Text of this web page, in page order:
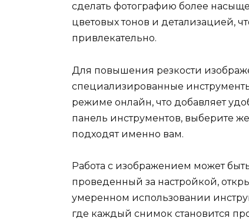
сделать фотографию более
цветовых тонов и детализацией,
привлекательно.
Для повышения резкости
специализированные
режиме онлайн, что добавляет
панель инструментов, выберите
подходят именно вам.
Работа с изображением может
проведенный за настройкой,
умеренном использовании
где каждый снимок становится